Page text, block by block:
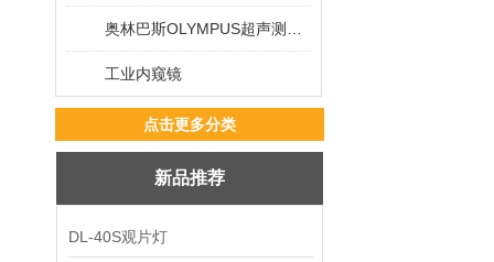
工业内窥镜
点击更多分类
新品推荐
DL-40S观片灯